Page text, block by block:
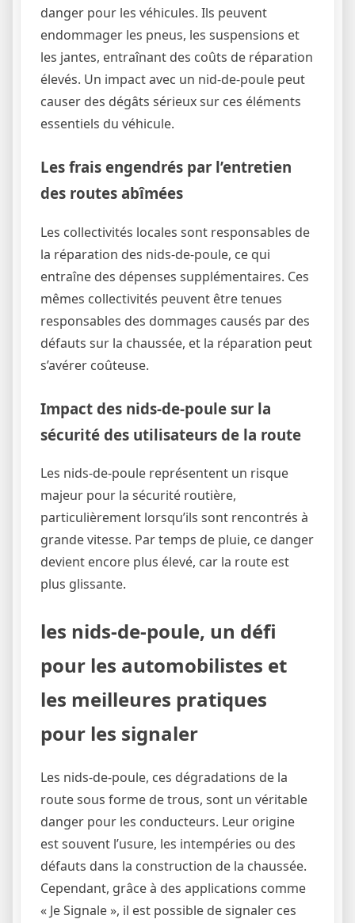
danger pour les véhicules. Ils peuvent
endommager les pneus, les suspensions et
les jantes, entraînant des coûts de réparation
élevés. Un impact avec un nid-de-poule peut
causer des dégâts sérieux sur ces éléments
essentiels du véhicule.
Les frais engendrés par l’entretien
des routes abîmées
Les collectivités locales sont responsables de
la réparation des nids-de-poule, ce qui
entraîne des dépenses supplémentaires. Ces
mêmes collectivités peuvent être tenues
responsables des dommages causés par des
défauts sur la chaussée, et la réparation peut
s’avérer coûteuse.
Impact des nids-de-poule sur la
sécurité des utilisateurs de la route
Les nids-de-poule représentent un risque
majeur pour la sécurité routière,
particulièrement lorsqu’ils sont rencontrés à
grande vitesse. Par temps de pluie, ce danger
devient encore plus élevé, car la route est
plus glissante.
les nids-de-poule, un défi
pour les automobilistes et
les meilleures pratiques
pour les signaler
Les nids-de-poule, ces dégradations de la
route sous forme de trous, sont un véritable
danger pour les conducteurs. Leur origine
est souvent l’usure, les intempéries ou des
défauts dans la construction de la chaussée.
Cependant, grâce à des applications comme
« Je Signale », il est possible de signaler ces